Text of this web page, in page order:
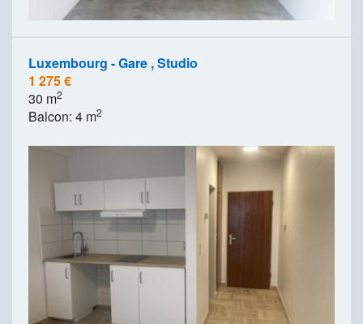
Luxembourg - Gare , Studio
1 275 €
30 m2
Balcon: 4 m2